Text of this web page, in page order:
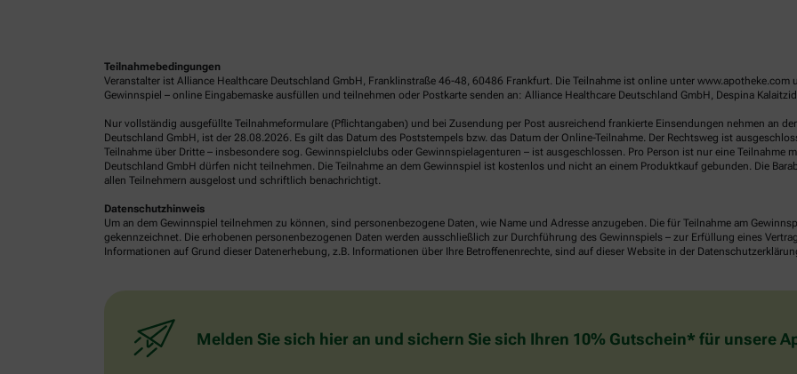
Teilnahmebedingungen
Veranstalter ist Alliance Healthcare Deutschland GmbH, Franklinstraße 46-48, 60486 Frankfurt. Die Teilnahme ist online unter
Gewinnspiel – online Eingabemaske ausfüllen und teilnehmen oder Postkarte senden an: Alliance Healthcare Deutschland GmbH, Despina
Nur vollständig ausgefüllte Teilnahmeformulare (Pflichtangaben) und bei Zusendung per Post ausreichend frankierte Einsendungen nehmen an
Deutschland GmbH, ist der 28.08.2026. Es gilt das Datum des Poststempels bzw. das Datum der Online-Teilnahme. Der Rechtsweg ist
Teilnahme über Dritte – insbesondere sog. Gewinnspielclubs oder Gewinnspielagenturen – ist ausgeschlossen. Pro Person ist nur eine Teilnahme
Deutschland GmbH dürfen nicht teilnehmen. Die Teilnahme an dem Gewinnspiel ist kostenlos und nicht an einem Produktkauf gebunden. Die
allen Teilnehmern ausgelost und schriftlich benachrichtigt.
Datenschutzhinweis
Um an dem Gewinnspiel teilnehmen zu können, sind personenbezogene Daten, wie Name und Adresse anzugeben. Die für Teilnahme am
gekennzeichnet. Die erhobenen personenbezogenen Daten werden ausschließlich zur Durchführung des Gewinnspiels – zur Erfüllung eines
Informationen auf Grund dieser Datenerhebung, z.B. Informationen über Ihre Betroffenenrechte, sind auf dieser Website in der
Melden Sie sich hier an und sichern Sie sich Ihren 10% Gutschein* für unsere